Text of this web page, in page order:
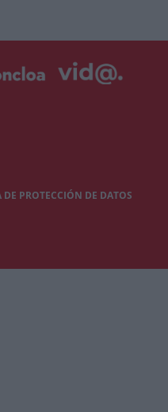
PROTECCIÓN DE DATOS